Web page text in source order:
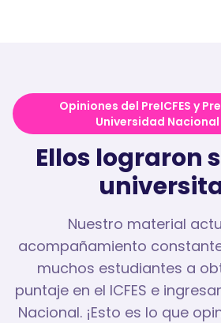
Opiniones del PreICFES y
Universidad
Ellos lograron
Nuestro material
acompañamiento
muchos estudiantes a
puntaje en el ICFES e
Nacional. ¡Esto es lo que